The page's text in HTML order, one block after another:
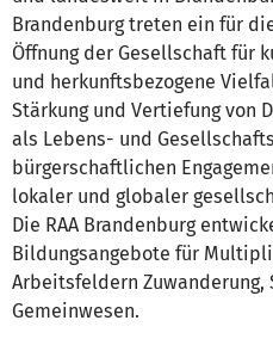
Brandenburg treten ein für
Öffnung der Gesellschaft für
und herkunftsbezogene
Stärkung und Vertiefung von
als Lebens- und
bürgerschaftlichen
lokaler und globaler
Die RAA Brandenburg
Bildungsangebote für
Arbeitsfeldern Zuwanderung,
Gemeinwesen.